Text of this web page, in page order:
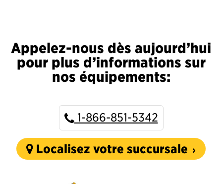
Appelez-nous dès aujourd’hui
pour plus d’informations sur
nos équipements:
1-866-851-5342
Localisez votre succursale